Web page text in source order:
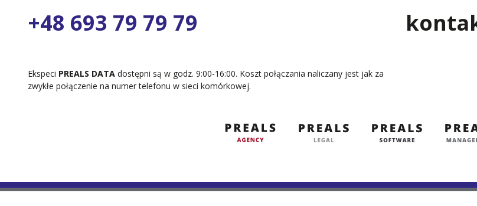
+48 693 79 79 79
Ekspeci PREALS DATA dostępni są w godz. 9:00-16:00. Koszt połączania naliczany jest jak za
zwykłe połączenie na numer telefonu w sieci komórkowej.